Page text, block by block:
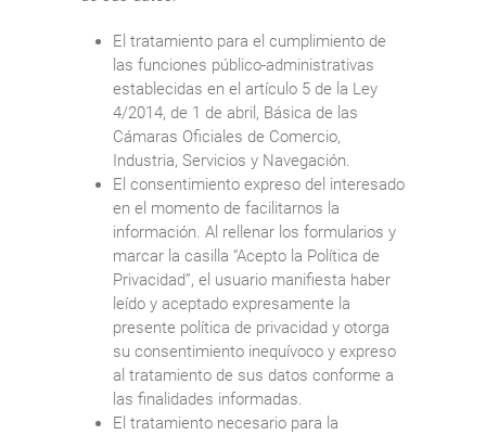
El tratamiento para el cumplimiento de
las funciones público-administrativas
establecidas en el artículo 5 de la Ley
4/2014, de 1 de abril, Básica de las
Cámaras Oficiales de Comercio,
Industria, Servicios y Navegación.
El consentimiento expreso del interesado
en el momento de facilitarnos la
información. Al rellenar los formularios y
marcar la casilla “Acepto la Política de
Privacidad”, el usuario manifiesta haber
leído y aceptado expresamente la
presente política de privacidad y otorga
su consentimiento inequívoco y expreso
al tratamiento de sus datos conforme a
las finalidades informadas.
El tratamiento necesario para la